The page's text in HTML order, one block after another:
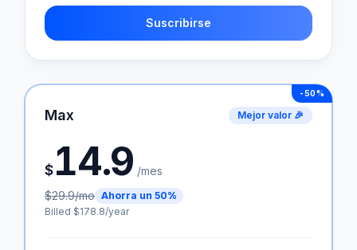
Suscribirse
-50%
Max Mejor valor 🎉
$14.9 /mes
$29.9/mo Ahorra un 50%
Billed $178.8/year